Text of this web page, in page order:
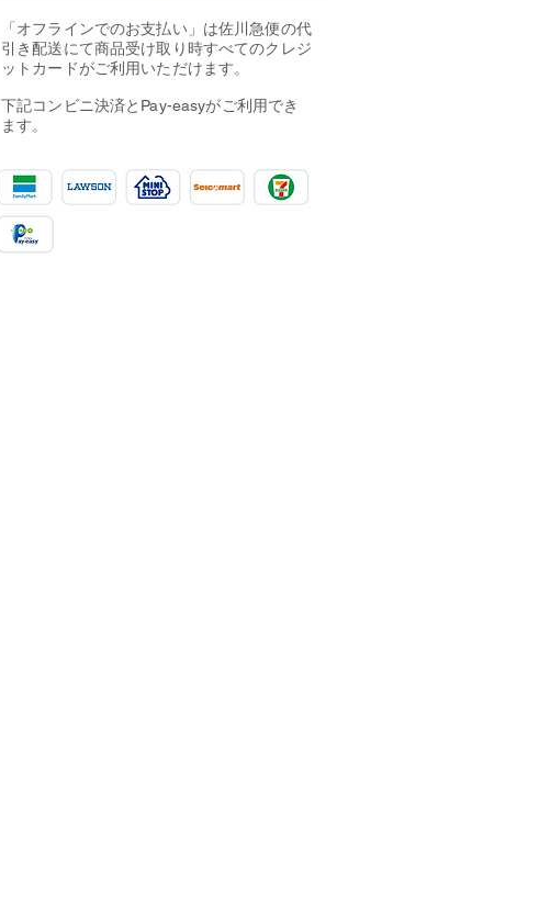
「オフラインでのお支払い」は佐川急便の代
引き配送にて商品受け取り時すべてのクレジ
ットカードがご利用いただけます。
下記コンビニ決済とPay-easyがご利用でき
ます。